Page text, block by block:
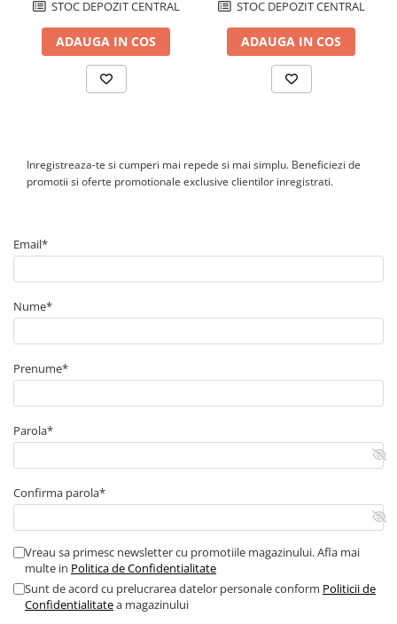
comunicatie.
Poate fi montat de utilizator?
Nu. Sistemul functioneaza la inalta tensiune DC si trebuie instalat,
conectat si pus in functiune numai de personal calificat, cu
respectarea instructiunilor producatorului si a normelor locale.
STOC DEPOZIT CENTRAL
ADAUGA IN COS
STOC DEPOZIT CENTRAL
ADAUGA IN COS
Inregistreaza-te si cumperi mai repede si mai simplu. Beneficiezi de
promotii si oferte promotionale exclusive clientilor inregistrati.
Email*
Nume*
Prenume*
Parola*
Confirma parola*
Vreau sa primesc newsletter cu promotiile magazinului. Afla mai
multe in Politica de Confidentialitate
Sunt de acord cu prelucrarea datelor personale conform Politicii de
Confidentialitatea magazinului